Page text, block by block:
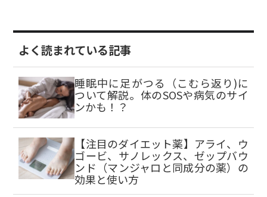
よく読まれている記事
睡眠中に足がつる（こむら返り)に
ついて解説。体のSOSや病気のサイ
ンかも！？
【注目のダイエット薬】アライ、ウ
ゴービ、サノレックス、ゼップバウ
ンド（マンジャロと同成分の薬）の
効果と使い方